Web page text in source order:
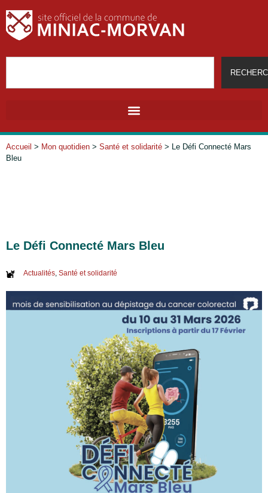
Accueil > Mon quotidien > Santé et solidarité > Le Défi Connecté Mars
Bleu
Le Défi Connecté Mars Bleu
Actualités, Santé et solidarité